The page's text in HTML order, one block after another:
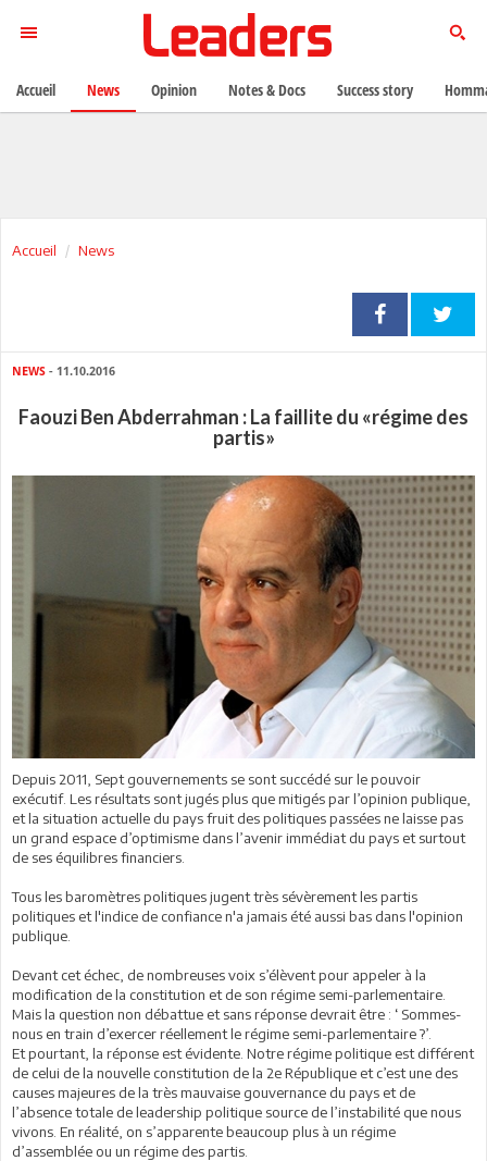
Accueil News
NEWS - 11.10.2016
Faouzi Ben Abderrahman : La faillite du «régime des
partis»
Depuis 2011, Sept gouvernements se sont succédé sur le pouvoir
exécutif. Les résultats sont jugés plus que mitigés par l’opinion publique,
et la situation actuelle du pays fruit des politiques passées ne laisse pas
un grand espace d’optimisme dans l’avenir immédiat du pays et surtout
de ses équilibres financiers.
Tous les baromètres politiques jugent très sévèrement les partis
politiques et l'indice de confiance n'a jamais été aussi bas dans l'opinion
publique.
Devant cet échec, de nombreuses voix s’élèvent pour appeler à la
modification de la constitution et de son régime semi-parlementaire.
Mais la question non débattue et sans réponse devrait être : ‘ Sommes-
nous en train d’exercer réellement le régime semi-parlementaire ?’.
Et pourtant, la réponse est évidente. Notre régime politique est différent
de celui de la nouvelle constitution de la 2e République et c’est une des
causes majeures de la très mauvaise gouvernance du pays et de
l’absence totale de leadership politique source de l’instabilité que nous
vivons. En réalité, on s’apparente beaucoup plus à un régime
d’assemblée ou un régime des partis.
Accueil News Opinion Notes & Docs Success story